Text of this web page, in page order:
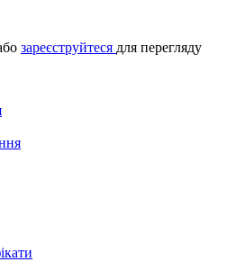
зареєструйтеся для перегляду